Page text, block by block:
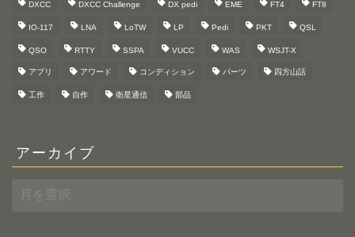
DXCC DXCC Challenge DX pedi EME FT4 FT8
IO-117 LNA LoTW LP Pedi PKT QSL
QSO RTTY SSPA VUCC WAS WSJT-X
アプリ アワード コンディション パーツ 四方山話
工作 自作 衛星通信 部品
アーカイブ
ー